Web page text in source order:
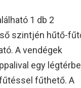
1 db 2
szintjén hűtő-
A vendégek
egy
fűthető. A